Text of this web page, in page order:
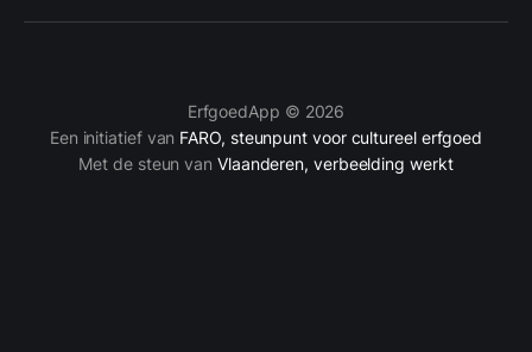
ErfgoedApp © 2026
Een initiatief van FARO, steunpunt voor cultureel erfgoed
Met de steun van Vlaanderen, verbeelding werkt